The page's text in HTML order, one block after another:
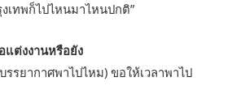
เทพก็ไปไหนมาไหนปกติ”
แต่งงานหรือยัง
รรยากาศพาไปไหม) ขอให้เวลาพาไป